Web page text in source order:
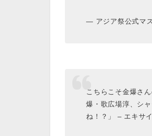
— アジア祭公式マ
こちらこそ金爆さ
爆・歌広場淳、シ
ね！？」 – エキサ